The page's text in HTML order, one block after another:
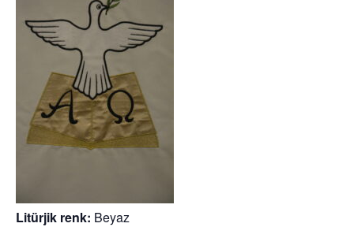
Litürjik renk: Beyaz